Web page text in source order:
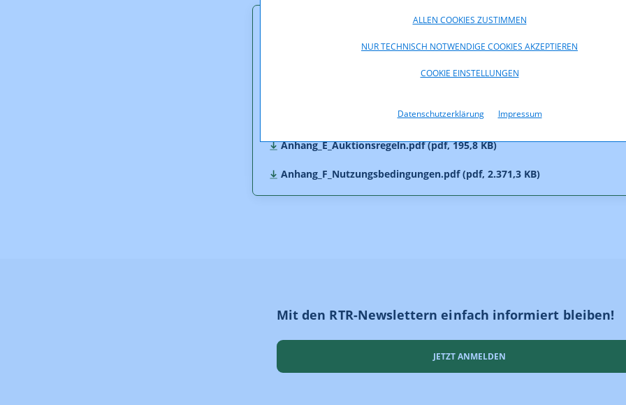
ALLEN COOKIES ZUSTIMMEN
NUR TECHNISCH NOTWENDIGE COOKIES AKZEPTIEREN
COOKIE EINSTELLUNGEN
Datenschutzerklärung Impressum
Anhang_E_Auktionsregeln.pdf (pdf, 195,8 KB)
Anhang_F_Nutzungsbedingungen.pdf (pdf, 2.371,3 KB)
Mit den RTR-Newslettern einfach informiert bleiben!
JETZT ANMELDEN